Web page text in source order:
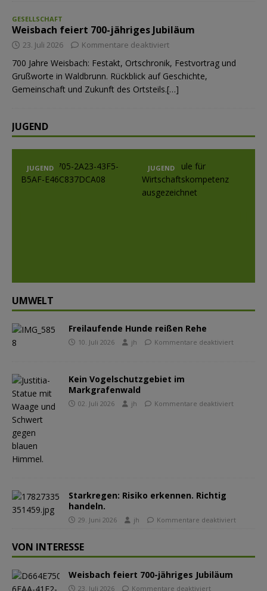
GESELLSCHAFT
Weisbach feiert 700-jähriges Jubiläum
23. Juli 2026 Kommentare deaktiviert
700 Jahre Weisbach: Festakt, Ortschronik, Festvortrag und
Grußworte in Waldbrunn. Rückblick auf Geschichte,
Gemeinschaft und Zukunft des Ortsteils.[…]
JUGEND
JUGEND JUGEND
UMWELT
Freilaufende Hunde reißen Rehe
10. Juli 2026 jh Kommentare deaktiviert
Kein Vogelschutzgebiet im
Markgrafenwald
02. Juli 2026 jh Kommentare deaktiviert
Starkregen: Risiko erkennen. Richtig
handeln.
29. Juni 2026 jh Kommentare deaktiviert
VON INTERESSE
Weisbach feiert 700-jähriges Jubiläum
23. Juli 2026 Kommentare deaktiviert